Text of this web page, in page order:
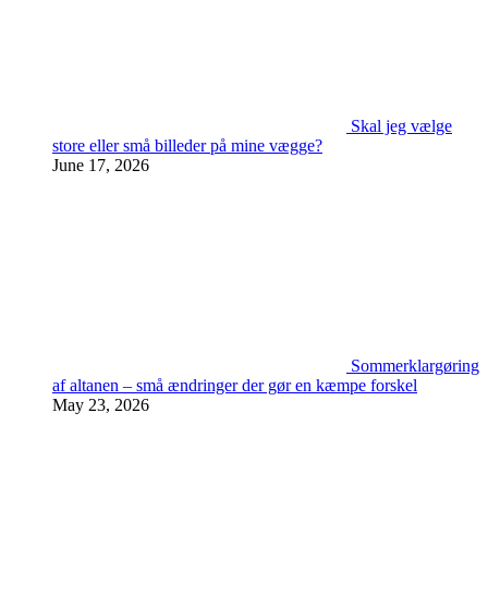
Skal jeg vælge
store eller små billeder på mine vægge?
June 17, 2026
Sommerklargøring
af altanen – små ændringer der gør en kæmpe forskel
May 23, 2026